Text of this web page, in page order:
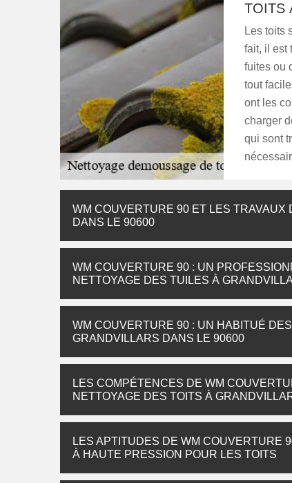
TOITS
Les toits
fait, il est
fuites ou
tout
ont les
charger
qui sont
WM COUVERTURE 90 ET LES
DANS LE 90600
WM COUVERTURE 90 : UN
NETTOYAGE DES TUILES À
WM COUVERTURE 90 : UN HABITUÉ
GRANDVILLARS DANS LE 90600
LES COMPÉTENCES DE WM
NETTOYAGE DES TOITS À
LES APTITUDES DE WM COUVERTURE
À HAUTE PRESSION POUR LES TOITS